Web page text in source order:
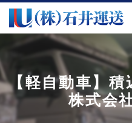
【軽自動車】積
株式会